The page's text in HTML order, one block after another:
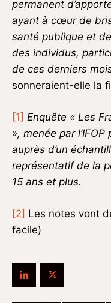
permanent
ayant à cœur de
santé publique et
des individus,
de ces derniers
sonneraient-elle la
[1] Enquête « Les
», menée par
auprès d’un
représentatif de la
15 ans et plus.
[2] Les notes vont
facile)